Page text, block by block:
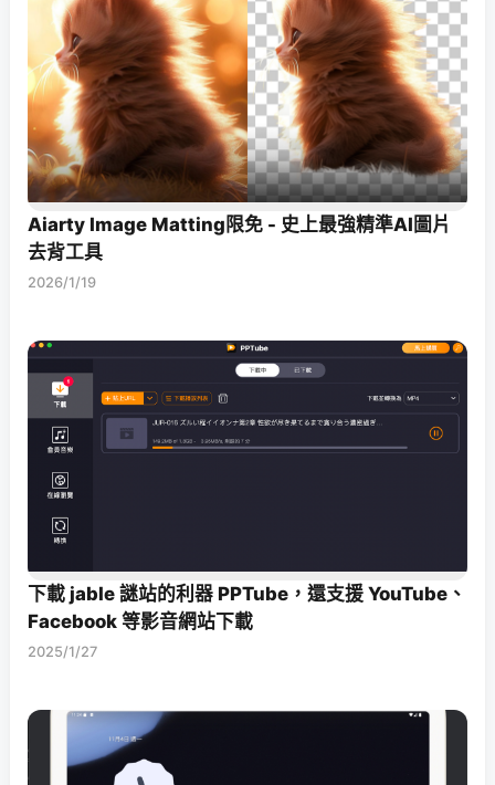
Aiarty Image Matting限免 - 史上最強精準AI圖片
去背工具
2026/1/19
下載 jable 謎站的利器 PPTube，還支援 YouTube、
Facebook 等影音網站下載
2025/1/27